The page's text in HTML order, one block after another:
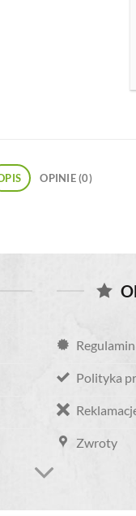
OPINIE (0)
Regulamin
Polityka
Zwroty